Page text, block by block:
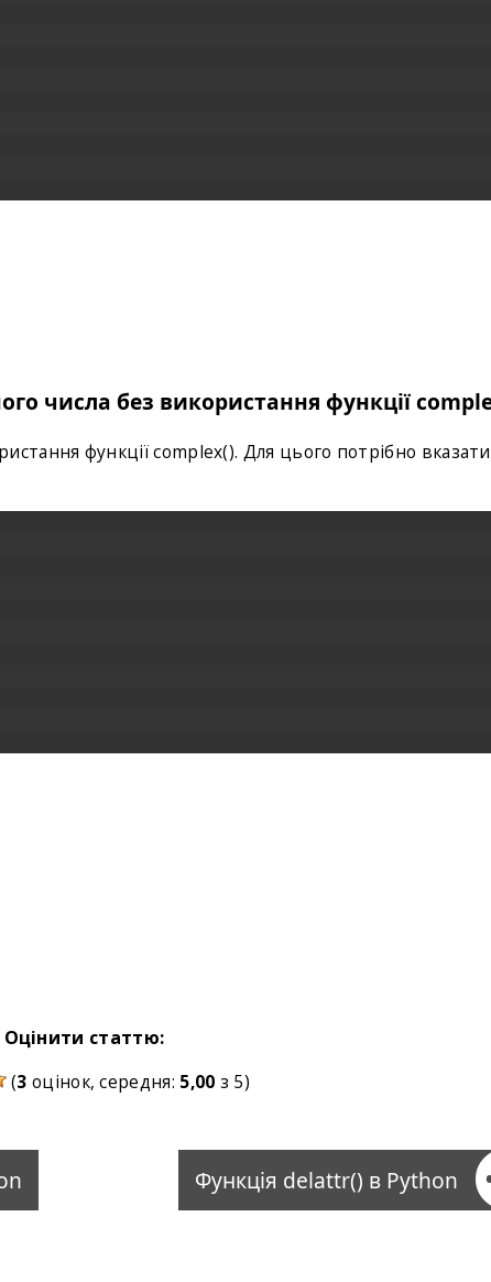
числа без використання функції
функції complex(). Для цього потрібно вказати
Оцінити статтю:
(3 оцінок, середня: 5,00 з 5)
Функція delattr() в Python